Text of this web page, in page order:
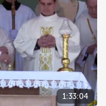
1:33:04